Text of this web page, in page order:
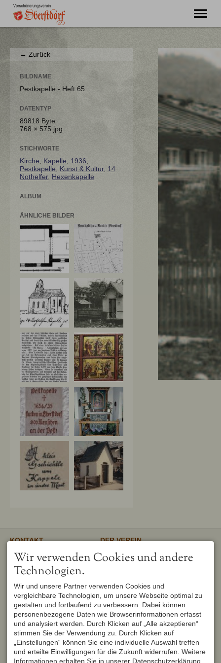
"Ming Huimat mueß de Kinde blibe!"
Verein
Chronik
Unser Oberstdorf
Flurnamen
Literatur
Kontakt
← Zurück
BILDNAME
Pestkapelle - Heft 65
DATENTYP
89818 Byte
768 × 575 jpg
STICHWORTE
Kirche Kapelle 1936
Pestkapelle
Kunst & Kultur, 14
Nothelfer, Hexenkapelle
ALBUM
ÄHNLICHE BILDER
KONTAKT
Verschönerungsverein
Oberstdorf e.V.
1. Vorsitzender
Peter Titzler
87561 Oberstdorf
DEUTSCHLAND
Tel.+49 8322 6759
info@verschoenerungsverein-
oberstdorf.de
DER VEREIN
Unser gemeinnütziger Verein
unterstützt und fördert den
Brauchtum in Oberstdorf.
UNSER OBERSTDORF
Seit Februar 1982 werden die
Hefte der Reihe "Unser
Oberstdorf" zweimal im Jahr
vom Verschönerungsverein
WEITERFÜHRENDE LINKS
Urlaub in Oberstdorf
Markt Oberstdorf
Heimatmuseum Oberstdorf
Oberstdorf Lexikon
Wir verwenden Cookies und andere
Technologien.
Wir und unsere Partner verwenden Cookies und
vergleichbare Technologien, um unsere Webseite optimal zu
gestalten und fortlaufend zu verbessern. Dabei können
personenbezogene Daten wie Browserinformationen erfasst
und analysiert werden. Durch Klicken auf „Alle akzeptieren“
stimmen Sie der Verwendung zu. Durch Klicken auf
„Einstellungen“ können Sie eine individuelle Auswahl treffen
und erteilte Einwilligungen für die Zukunft widerrufen. Weitere
Informationen erhalten Sie in unserer Datenschutzerklärung.